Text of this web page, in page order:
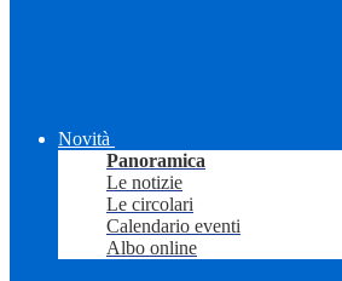
Novità
Panoramica
Le notizie
Le circolari
Calendario eventi
Albo online